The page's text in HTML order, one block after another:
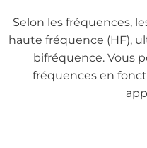
Selon les fréquences,
haute fréquence (HF),
bifréquence. Vous
fréquences en